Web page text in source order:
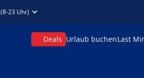
(8-23 Uhr)
Deals Urlaub buchenLast